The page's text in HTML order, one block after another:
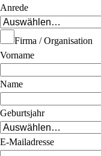
Anrede
Firma / Organisation
Vorname
Name
Geburtsjahr
E-Mailadresse